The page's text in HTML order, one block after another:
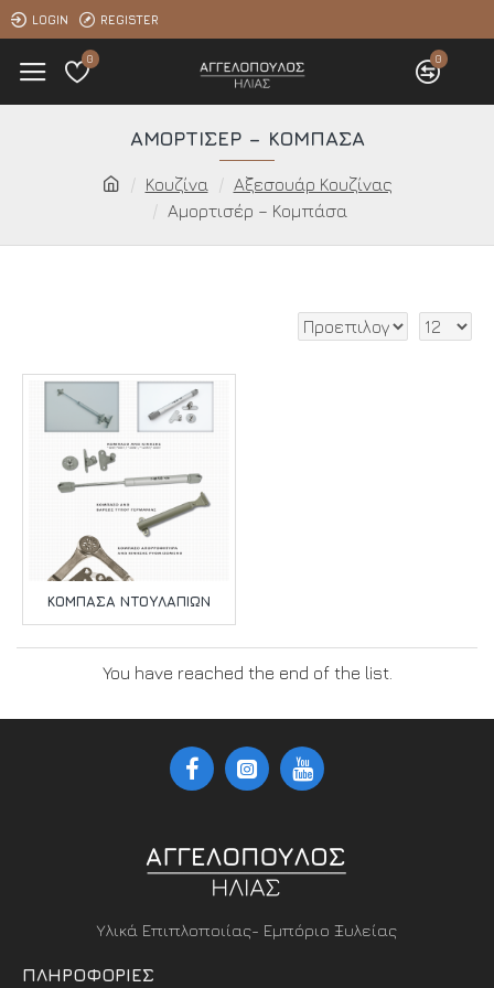
LOGIN REGISTER
0 0
Κουζίνα
Αξεσουάρ Κουζίνας
Αμορτισέρ – Κομπάσα
ΑΜΟΡΤΙΣΈΡ – ΚΟΜΠΆΣΑ
ΚΟΜΠΆΣΑ ΝΤΟΥΛΑΠΙΏΝ
You have reached the end of the list.
Υλικά Επιπλοποιίας- Εμπόριο Ξυλείας
ΠΛΗΡΟΦΟΡΊΕΣ